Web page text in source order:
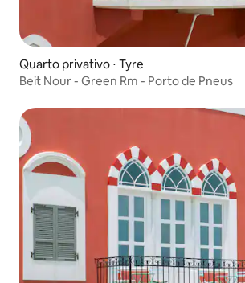
Quarto privativo ⋅ Tyre
Beit Nour - Green Rm - Porto de Pneus